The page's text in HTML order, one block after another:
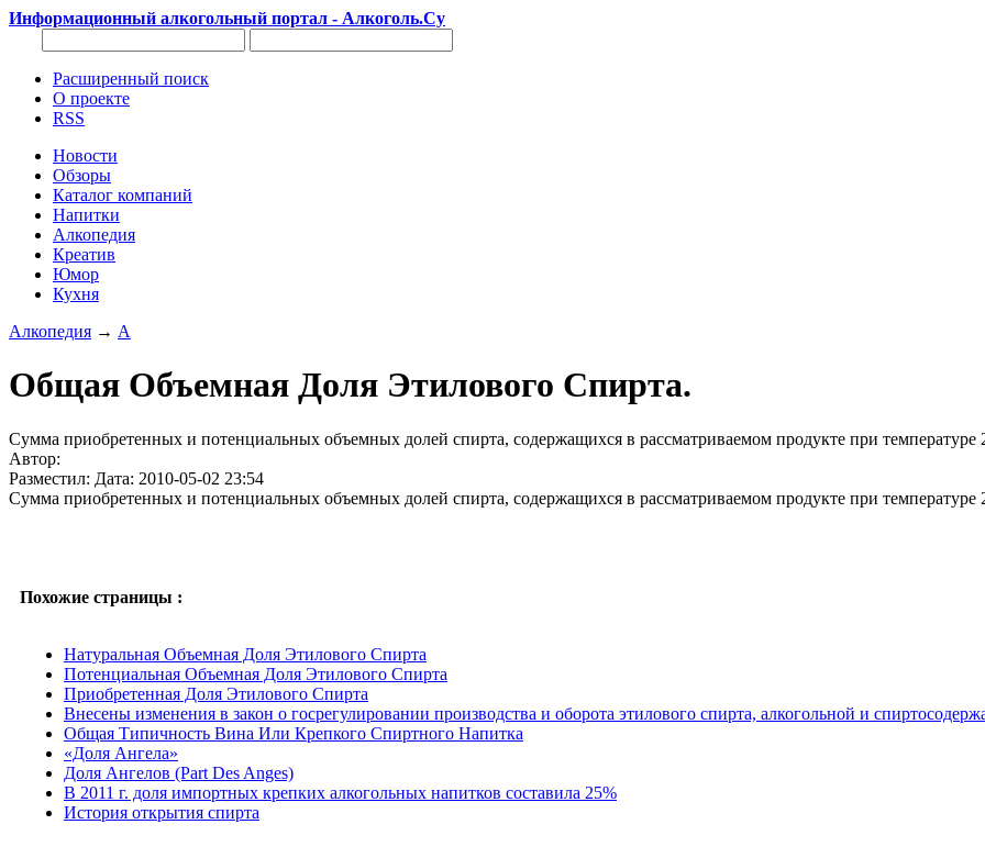
Информационный алкогольный портал - Алкоголь.Су
Расширенный поиск
О проекте
RSS
Новости
Обзоры
Каталог компаний
Напитки
Алкопедия
Креатив
Юмор
Кухня
Алкопедия → А
Общая Объемная Доля Этилового Спирта.
Сумма приобретенных и потенциальных объемных долей спирта, содержащихся в рассматриваемом продукте при температуре
Автор:
Разместил: Дата: 2010-05-02 23:54
Сумма приобретенных и потенциальных объемных долей спирта, содержащихся в рассматриваемом продукте при температуре
Похожие страницы :
Натуральная Объемная Доля Этилового Спирта
Потенциальная Объемная Доля Этилового Спирта
Приобретенная Доля Этилового Спирта
Внесены изменения в закон о госрегулировании производства и оборота этилового спирта, алкогольной и
Общая Типичность Вина Или Крепкого Спиртного Напитка
«Доля Ангела»
Доля Ангелов (Part Des Anges)
В 2011 г. доля импортных крепких алкогольных напитков составила 25%
История открытия спирта